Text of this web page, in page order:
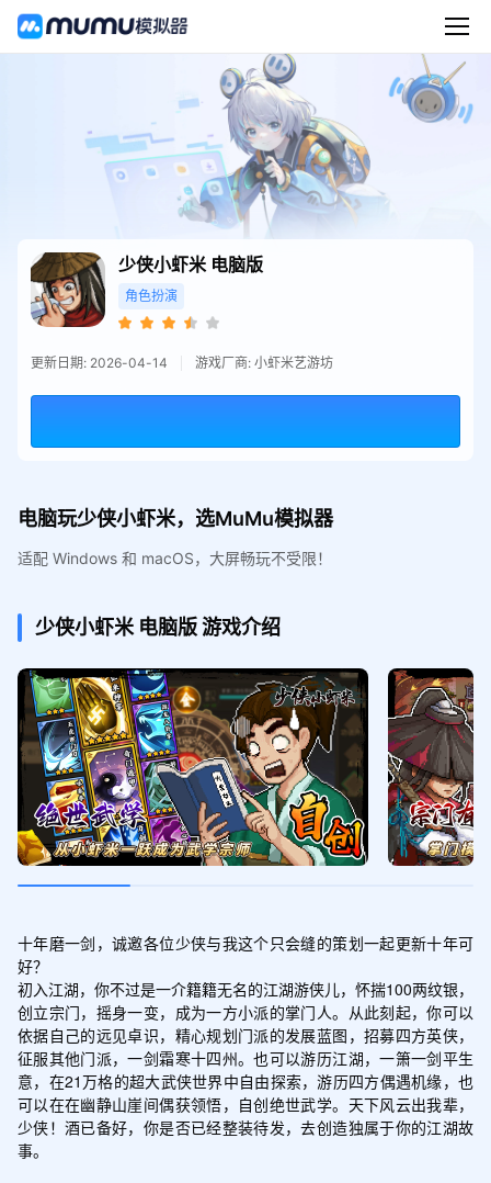
少侠小虾米 电脑版
角色扮演
更新日期: 2026-04-14 游戏厂商: 小虾米艺游坊
电脑玩少侠小虾米，选MuMu模拟器
适配 Windows 和 macOS，大屏畅玩不受限！
少侠小虾米 电脑版游戏介绍
十年磨一剑，诚邀各位少侠与我这个只会缝的策划一起更新十年可
好？
初入江湖，你不过是一介籍籍无名的江湖游侠儿，怀揣100两纹银，
创立宗门，摇身一变，成为一方小派的掌门人。从此刻起，你可以
依据自己的远见卓识，精心规划门派的发展蓝图，招募四方英侠，
征服其他门派，一剑霜寒十四州。也可以游历江湖，一箫一剑平生
意，在21万格的超大武侠世界中自由探索，游历四方偶遇机缘，也
可以在在幽静山崖间偶获领悟，自创绝世武学。天下风云出我辈，
少侠！酒已备好，你是否已经整装待发，去创造独属于你的江湖故
事。